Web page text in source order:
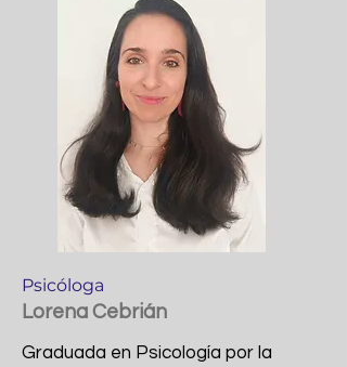
Psicóloga
Lorena Cebrián
Graduada en Psicología por la